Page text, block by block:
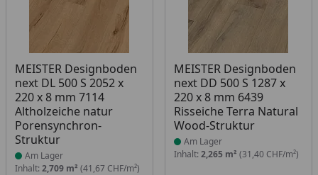
MEISTER Designboden
next DL 500 S 2052 x
220 x 8 mm 7114
Altholzeiche natur
Porensynchron-
Struktur
Produkt am Lager
Am Lager
Inhalt: 2,709 m² (41,67 CHF/m²)
MEISTER Designboden
next DD 500 S 1287 x
220 x 8 mm 6439
Risseiche Terra Natural
Wood-Struktur
Produkt am Lager
Am Lager
Inhalt: 2,265 m² (31,40 CHF/m²)